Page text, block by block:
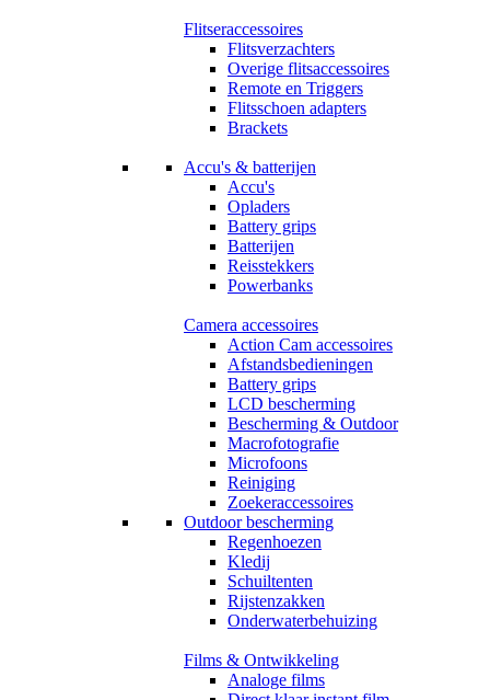
Flitseraccessoires
Flitsverzachters
Overige flitsaccessoires
Remote en Triggers
Flitsschoen adapters
Brackets
Accu's & batterijen
Accu's
Opladers
Battery grips
Batterijen
Reisstekkers
Powerbanks
Camera accessoires
Action Cam accessoires
Afstandsbedieningen
Battery grips
LCD bescherming
Bescherming & Outdoor
Macrofotografie
Microfoons
Reiniging
Zoekeraccessoires
Outdoor bescherming
Regenhoezen
Kledij
Schuiltenten
Rijstenzakken
Onderwaterbehuizing
Films & Ontwikkeling
Analoge films